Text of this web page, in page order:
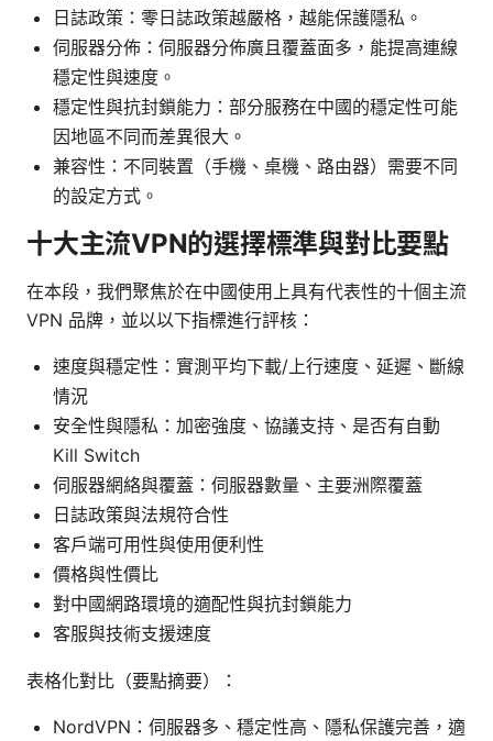
日誌政策：零日誌政策越嚴格，越能保護隱私。
伺服器分佈：伺服器分佈廣且覆蓋面多，能提高連線
穩定性與速度。
穩定性與抗封鎖能力：部分服務在中國的穩定性可能
因地區不同而差異很大。
兼容性：不同裝置（手機、桌機、路由器）需要不同
的設定方式。
十大主流VPN的選擇標準與對比要點
在本段，我們聚焦於在中國使用上具有代表性的十個主流
VPN 品牌，並以以下指標進行評核：
速度與穩定性：實測平均下載/上行速度、延遲、斷線
情況
安全性與隱私：加密強度、協議支持、是否有自動
Kill Switch
伺服器網絡與覆蓋：伺服器數量、主要洲際覆蓋
日誌政策與法規符合性
客戶端可用性與使用便利性
價格與性價比
對中國網路環境的適配性與抗封鎖能力
客服與技術支援速度
表格化對比（要點摘要）：
NordVPN：伺服器多、穩定性高、隱私保護完善，適